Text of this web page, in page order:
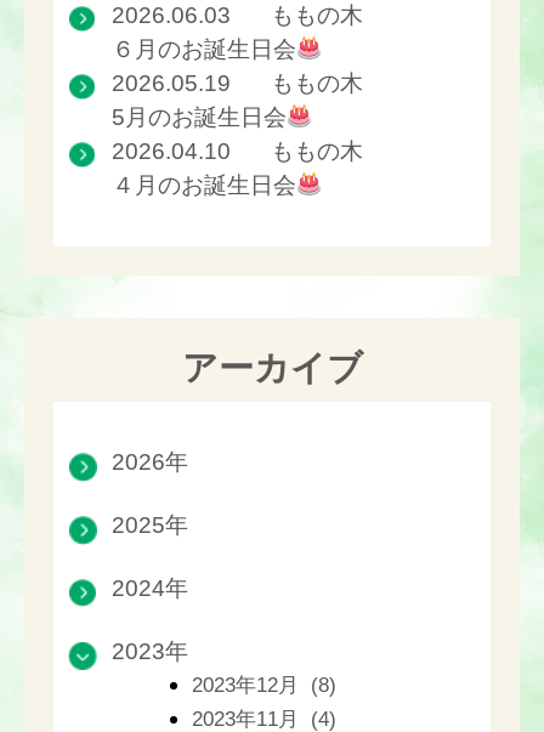
2026.06.03
ももの木
６月のお誕生日会
2026.05.19
ももの木
5月のお誕生日会
2026.04.10
ももの木
４月のお誕生日会
アーカイブ
2026年
2025年
2024年
2023年
2023年12月 (8)
2023年11月 (4)